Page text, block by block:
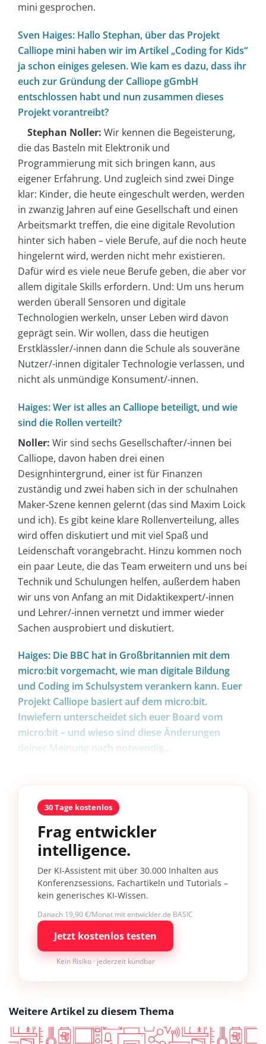
mini gesprochen.
Sven Haiges: Hallo Stephan, über das Projekt
Calliope mini haben wir im Artikel „Coding for Kids“
ja schon einiges gelesen. Wie kam es dazu, dass ihr
euch zur Gründung der Calliope gGmbH
entschlossen habt und nun zusammen dieses
Projekt vorantreibt?
Stephan Noller: Wir kennen die Begeisterung,
die das Basteln mit Elektronik und
Programmierung mit sich bringen kann, aus
eigener Erfahrung. Und zugleich sind zwei Dinge
klar: Kinder, die heute eingeschult werden, werden
in zwanzig Jahren auf eine Gesellschaft und einen
Arbeitsmarkt treffen, die eine digitale Revolution
hinter sich haben – viele Berufe, auf die noch heute
hingelernt wird, werden nicht mehr existieren.
Dafür wird es viele neue Berufe geben, die aber vor
allem digitale Skills erfordern. Und: Um uns herum
werden überall Sensoren und digitale
Technologien werkeln, unser Leben wird davon
geprägt sein. Wir wollen, dass die heutigen
Erstklässler/-innen dann die Schule als souveräne
Nutzer/-innen digitaler Technologie verlassen, und
nicht als unmündige Konsument/-innen.
Haiges: Wer ist alles an Calliope beteiligt, und wie
sind die Rollen verteilt?
Noller: Wir sind sechs Gesellschafter/-innen bei
Calliope, davon haben drei einen
Designhintergrund, einer ist für Finanzen
zuständig und zwei haben sich in der schulnahen
Maker-Szene kennen gelernt (das sind Maxim Loick
und ich). Es gibt keine klare Rollenverteilung, alles
wird offen diskutiert und mit viel Spaß und
Leidenschaft vorangebracht. Hinzu kommen noch
ein paar Leute, die das Team erweitern und uns bei
Technik und Schulungen helfen, außerdem haben
wir uns von Anfang an mit Didaktikexpert/-innen
und Lehrer/-innen vernetzt und immer wieder
Sachen ausprobiert und diskutiert.
Haiges: Die BBC hat in Großbritannien mit dem
micro:bit vorgemacht, wie man digitale Bildung
und Coding im Schulsystem verankern kann. Euer
Projekt Calliope basiert auf dem micro:bit.
Inwiefern unterscheidet sich euer Board vom
micro:bit – und wieso sind diese Änderungen
deiner Meinung nach notwendig...
30 Tage kostenlos
Frag entwickler
intelligence.
Der KI-Assistent mit über 30.000 Inhalten aus
Konferenzsessions, Fachartikeln und Tutorials –
kein generisches KI-Wissen.
Danach 19,90 €/Monat mit entwickler.de BASIC
Jetzt kostenlos testen
Kein Risiko · jederzeit kündbar
Weitere Artikel zu diesem Thema